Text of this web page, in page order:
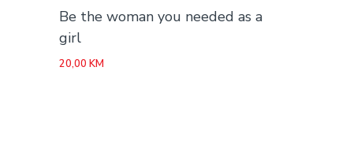
Be the woman you needed as a
girl
20,00 KM